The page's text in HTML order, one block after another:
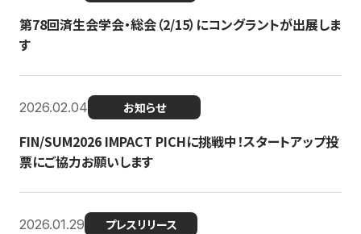
第78回済生会学会・総会（2/15）にコングラントが出展しま
す
2026.02.04 お知らせ
FIN/SUM2026 IMPACT PICHに挑戦中！スタートアップ投
票にご協力お願いします
2026.01.29 プレスリリース